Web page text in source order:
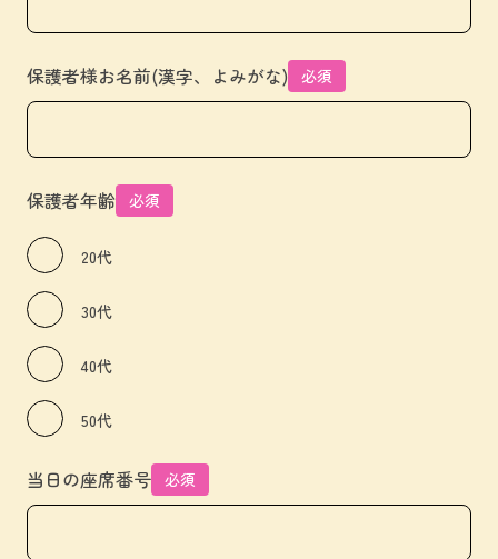
保護者様お名前(漢字、よみがな) 必須
保護者年齢 必須
20代
30代
40代
50代
当日の座席番号 必須